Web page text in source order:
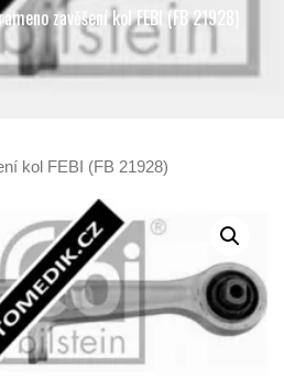
zavěšení kol FEBI (FB 21928)
kol FEBI (FB 21928)